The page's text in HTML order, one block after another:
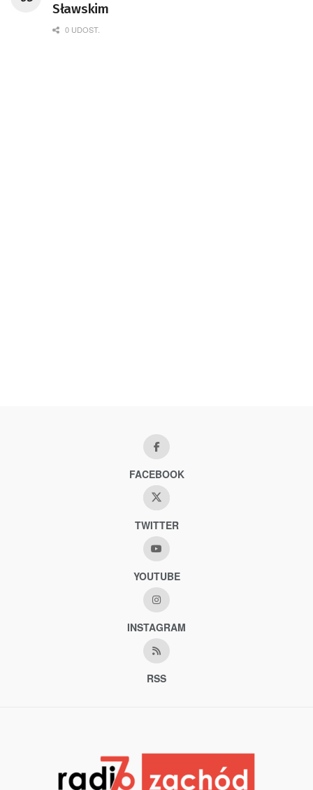
Sławskim
0 UDOST.
FACEBOOK
TWITTER
YOUTUBE
INSTAGRAM
RSS